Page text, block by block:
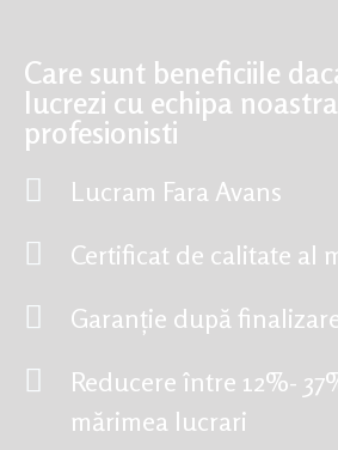
Care sunt beneficiile
lucrezi cu echipa
profesionisti
Lucram Fara Avans
Certificat de calitate al
Garanție după
Reducere între 12%-
mărimea lucrari